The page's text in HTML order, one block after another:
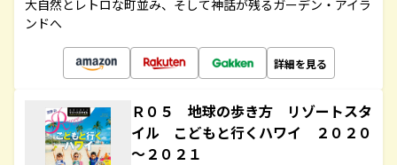
大自然とレトロな町並み、そして神話が残るガーデン・アイラ
ンドへ
詳細を見る
Ｒ０５ 地球の歩き方 リゾートスタ
イル こどもと行くハワイ ２０２０
～２０２１